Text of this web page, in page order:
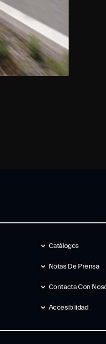
Catálogos
Notas De Prensa
Contacta Con
Accesibilidad